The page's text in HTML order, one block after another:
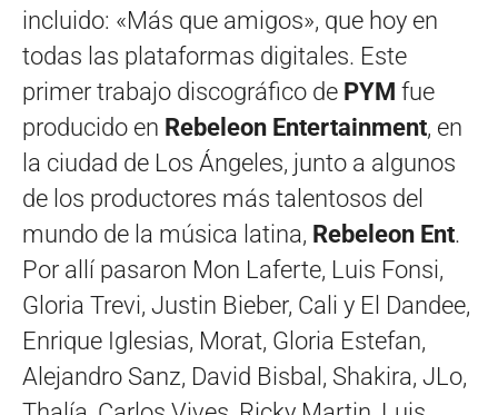
incluido: «Más que amigos», que hoy en
todas las plataformas digitales. Este
primer trabajo discográfico de PYM fue
producido en Rebeleon Entertainment, en
la ciudad de Los Ángeles, junto a algunos
de los productores más talentosos del
mundo de la música latina, Rebeleon Ent.
Por allí pasaron Mon Laferte, Luis Fonsi,
Gloria Trevi, Justin Bieber, Cali y El Dandee,
Enrique Iglesias, Morat, Gloria Estefan,
Alejandro Sanz, David Bisbal, Shakira, JLo,